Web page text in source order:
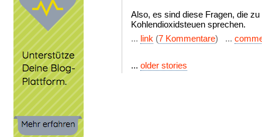
Also, es sind diese Fragen, die
Kohlendioxidsteuen sprechen.
... link (7 Kommentare) ...
... older stories